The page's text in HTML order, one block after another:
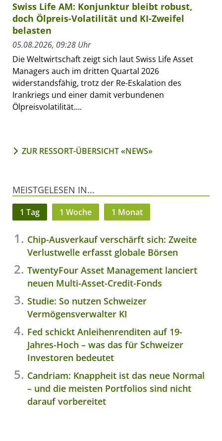
Swiss Life AM: Konjunktur bleibt robust,
doch Ölpreis-Volatilität und KI-Zweifel
belasten
05.08.2026, 09:28 Uhr
Die Weltwirtschaft zeigt sich laut Swiss Life Asset
Managers auch im dritten Quartal 2026
widerstandsfähig, trotz der Re-Eskalation des
Irankriegs und einer damit verbundenen
Ölpreisvolatilität....
ZUR RESSORT-ÜBERSICHT «NEWS»
MEISTGELESEN IN...
1 Tag 1 Woche 1 Monat
Chip-Ausverkauf verschärft sich: Zweite
Verlustwelle erfasst globale Börsen
TwentyFour Asset Management lanciert
neuen Multi-Asset-Credit-Fonds
Studie: So nutzen Schweizer
Vermögensverwalter KI
Fed schickt Anleihenrenditen auf 19-
Jahres-Hoch – was das für Schweizer
Investoren bedeutet
Candriam: Knappheit ist das neue Normal
– und die meisten Portfolios sind nicht
darauf vorbereitet